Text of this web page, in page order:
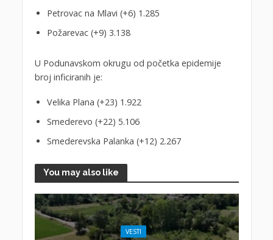
Petrovac na Mlavi (+6) 1.285
Požarevac (+9) 3.138
U Podunavskom okrugu od početka epidemije
broj inficiranih je:
Velika Plana (+23) 1.922
Smederevo (+22) 5.106
Smederevska Palanka (+12) 2.267
You may also like
VESTI